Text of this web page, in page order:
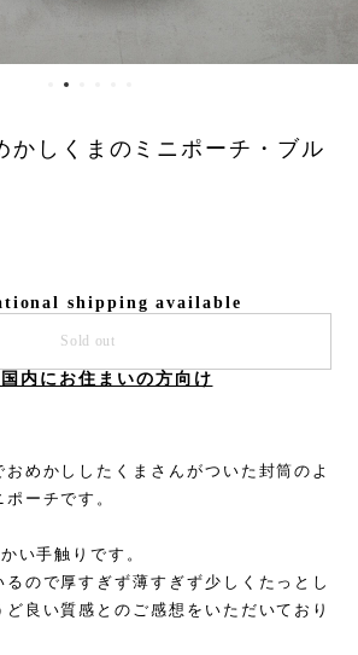
かしくまのミニポーチ・ブル
shipping available
Sold out
国内にお住まいの方向け
めかししたくまさんがついた封筒のよ
ーチです。
い手触りです。
ので厚すぎず薄すぎず少しくたっとし
良い質感とのご感想をいただいており